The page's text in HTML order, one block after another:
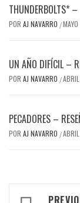
THUNDERBOLTS* –
POR AJ NAVARRO /
UN AÑO DIFÍCIL –
POR AJ NAVARRO /
PECADORES –
POR AJ NAVARRO /